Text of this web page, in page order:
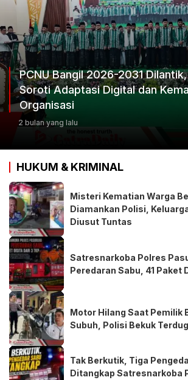
Ketum Progib Dorong Rapimwil
Keputusan Terbaik
3 bulan yang lalu
HUKUM & KRIMINAL
Misteri Kematian Warga
Diamankan Polisi,
Diusut Tuntas
Satresnarkoba Polres
Peredaran Sabu, 41 Paket
Motor Hilang Saat Pemilik
Subuh, Polisi Bekuk
Tak Berkutik, Tiga
Ditangkap Satresnarkoba